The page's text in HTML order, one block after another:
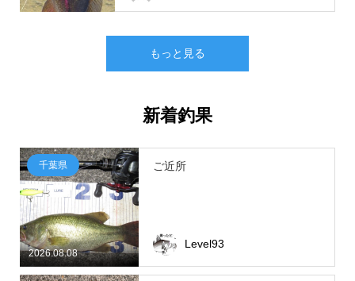
もっと見る
新着釣果
2026.08.08
千葉県 ご近所
Level93